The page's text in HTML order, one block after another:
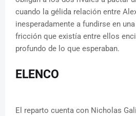
cuando la gélida relación entre
inesperadamente a fundirse en
fricción que existía entre ellos
profundo de lo que esperaban.
ELENCO
El reparto cuenta con Nicholas